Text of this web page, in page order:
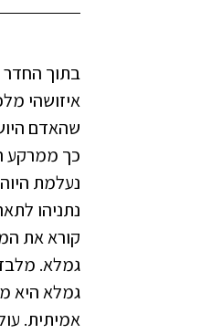
בתוך החדר
איזושהי
שהאדם
כך ממרקע
נעלמת
נתניהו
קורא את
גמלא.
גמלא היא
אמיתית.